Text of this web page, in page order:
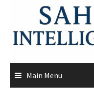
content
Main Menu